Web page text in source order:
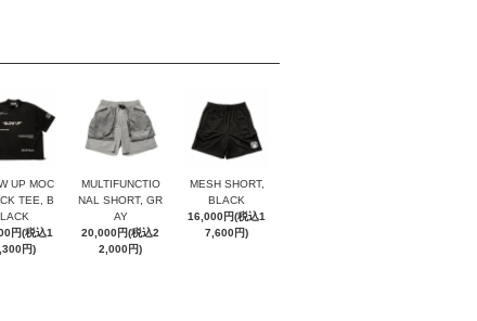
UP MOC
TEE, B
LACK
円(税込1
円)
MULTIFUNCTIO
NAL SHORT, GR
AY
20,000円(税込2
2,000円)
MESH SHORT,
BLACK
16,000円(税込1
7,600円)